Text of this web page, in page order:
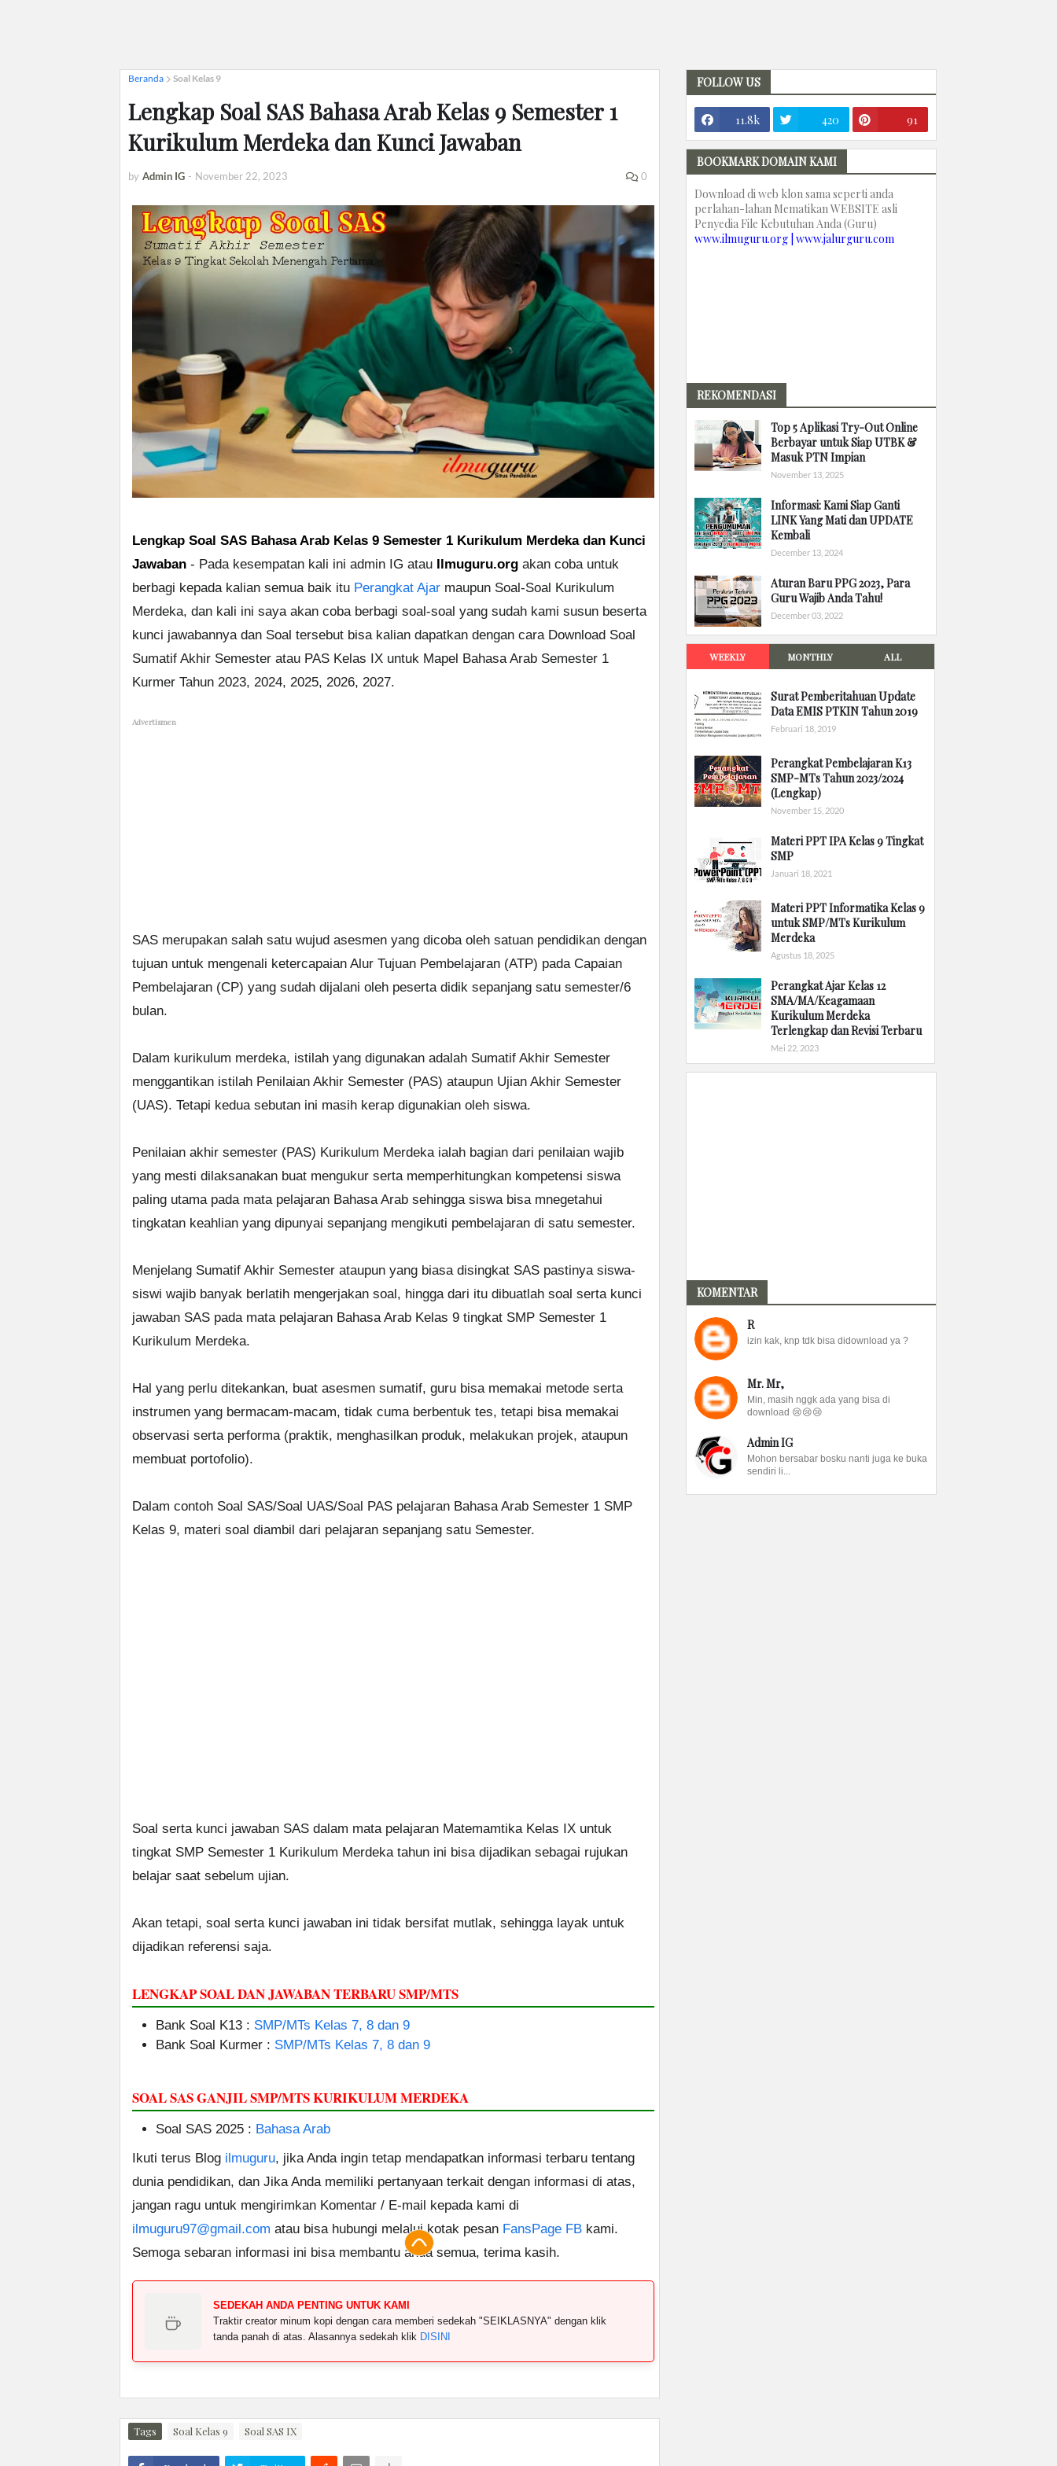
Beranda Soal Kelas 9
Lengkap Soal SAS Bahasa Arab Kelas 9 Semester 1
Kurikulum Merdeka dan Kunci Jawaban
by Admin IG - November 22, 2023 0
Lengkap Soal SAS Bahasa Arab Kelas 9 Semester 1 Kurikulum Merdeka dan Kunci
Jawaban - Pada kesempatan kali ini admin IG atau Ilmuguru.org akan coba untuk
berbagi kepada kalian semua baik itu Perangkat Ajar maupun Soal-Soal Kurikulum
Merdeka, dan kali ini saya akan coba berbagi soal-soal yang sudah kami susun beserta
kunci jawabannya dan Soal tersebut bisa kalian dapatkan dengan cara Download Soal
Sumatif Akhir Semester atau PAS Kelas IX untuk Mapel Bahasa Arab Semester 1
Kurmer Tahun 2023, 2024, 2025, 2026, 2027.
Advertismen
SAS merupakan salah satu wujud asesmen yang dicoba oleh satuan pendidikan dengan
tujuan untuk mengenali ketercapaian Alur Tujuan Pembelajaran (ATP) pada Capaian
Pembelajaran (CP) yang sudah dijalani oleh peserta didik sepanjang satu semester/6
bulan.
Dalam kurikulum merdeka, istilah yang digunakan adalah Sumatif Akhir Semester
menggantikan istilah Penilaian Akhir Semester (PAS) ataupun Ujian Akhir Semester
(UAS). Tetapi kedua sebutan ini masih kerap digunakian oleh siswa.
Penilaian akhir semester (PAS) Kurikulum Merdeka ialah bagian dari penilaian wajib
yang mesti dilaksanakan buat mengukur serta memperhitungkan kompetensi siswa
paling utama pada mata pelajaran Bahasa Arab sehingga siswa bisa mnegetahui
tingkatan keahlian yang dipunyai sepanjang mengikuti pembelajaran di satu semester.
Menjelang Sumatif Akhir Semester ataupun yang biasa disingkat SAS pastinya siswa-
siswi wajib banyak berlatih mengerjakan soal, hingga dari itu dibuatlah soal serta kunci
jawaban SAS pada mata pelajaran Bahasa Arab Kelas 9 tingkat SMP Semester 1
Kurikulum Merdeka.
Hal yang perlu ditekankan, buat asesmen sumatif, guru bisa memakai metode serta
instrumen yang bermacam-macam, tidak cuma berbentuk tes, tetapi bisa memakai
observasi serta performa (praktik, menghasilkan produk, melakukan projek, ataupun
membuat portofolio).
Dalam contoh Soal SAS/Soal UAS/Soal PAS pelajaran Bahasa Arab Semester 1 SMP
Kelas 9, materi soal diambil dari pelajaran sepanjang satu Semester.
Soal serta kunci jawaban SAS dalam mata pelajaran Matemamtika Kelas IX untuk
tingkat SMP Semester 1 Kurikulum Merdeka tahun ini bisa dijadikan sebagai rujukan
belajar saat sebelum ujian.
Akan tetapi, soal serta kunci jawaban ini tidak bersifat mutlak, sehingga layak untuk
dijadikan referensi saja.
LENGKAP SOAL DAN JAWABAN TERBARU SMP/MTS
Bank Soal K13 : SMP/MTs Kelas 7, 8 dan 9
Bank Soal Kurmer : SMP/MTs Kelas 7, 8 dan 9
SOAL SAS GANJIL SMP/MTS KURIKULUM MERDEKA
Soal SAS 2025 : Bahasa Arab
Ikuti terus Blog ilmuguru, jika Anda ingin tetap mendapatkan informasi terbaru tentang
dunia pendidikan, dan Jika Anda memiliki pertanyaan terkait dengan informasi di atas,
jangan ragu untuk mengirimkan Komentar / E-mail kepada kami di
ilmuguru97@gmail.com atau bisa hubungi melalui kotak pesan FansPage FB kami.
Semoga sebaran informasi ini bisa membantu anda semua, terima kasih.
SEDEKAH ANDA PENTING UNTUK KAMI
Traktir creator minum kopi dengan cara memberi sedekah "SEIKLASNYA" dengan klik
tanda panah di atas. Alasannya sedekah klik DISINI
Tags Soal Kelas 9 Soal SAS IX
FOLLOW US
11.8k 420 91
BOOKMARK DOMAIN KAMI
Download di web klon sama seperti anda
perlahan-lahan Mematikan WEBSITE asli
Penyedia File Kebutuhan Anda (Guru)
www.ilmuguru.org | www.jalurguru.com
REKOMENDASI
Top 5 Aplikasi Try-Out Online
Berbayar untuk Siap UTBK &
Masuk PTN Impian
November 13, 2025
Informasi: Kami Siap Ganti
LINK Yang Mati dan UPDATE
Kembali
December 13, 2024
Aturan Baru PPG 2023, Para
Guru Wajib Anda Tahu!
December 03, 2022
WEEKLY MONTHLY ALL
Surat Pemberitahuan Update
Data EMIS PTKIN Tahun 2019
Februari 18, 2019
Perangkat Pembelajaran K13
SMP-MTs Tahun 2023/2024
(Lengkap)
November 15, 2020
Materi PPT IPA Kelas 9 Tingkat
SMP
Januari 18, 2021
Materi PPT Informatika Kelas 9
untuk SMP/MTs Kurikulum
Merdeka
Agustus 18, 2025
Perangkat Ajar Kelas 12
SMA/MA/Keagamaan
Kurikulum Merdeka
Terlengkap dan Revisi Terbaru
Mei 22, 2023
KOMENTAR
R
izin kak, knp tdk bisa didownload ya ?
Mr. Mr,
Min, masih nggk ada yang bisa di
download 😢😢😢
Admin IG
Mohon bersabar bosku nanti juga ke buka
sendiri li...